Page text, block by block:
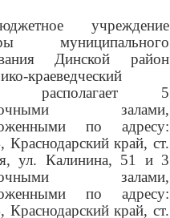
учреждение
муниципального
Динской район
краеведческий
располагает 5
залами,
по адресу:
Краснодарский край, ст.
ул. Калинина, 51 и 3
залами,
по адресу:
Краснодарский край, ст.